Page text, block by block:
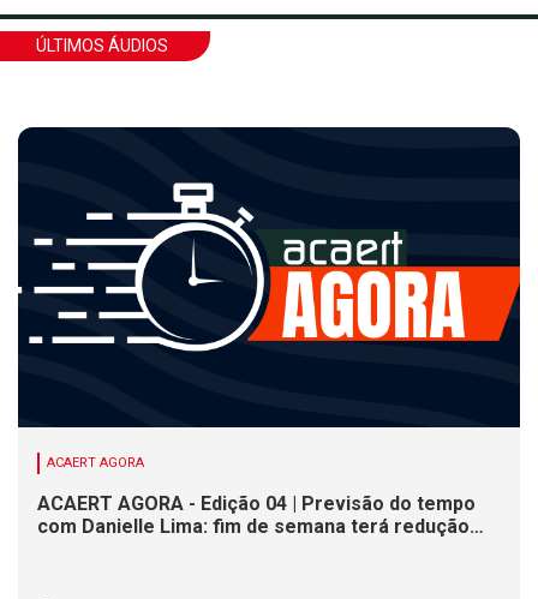
ÚLTIMOS ÁUDIOS
ACAERT AGORA
ACAERT AGORA - Edição 04 | Previsão do tempo
com Danielle Lima: fim de semana terá redução